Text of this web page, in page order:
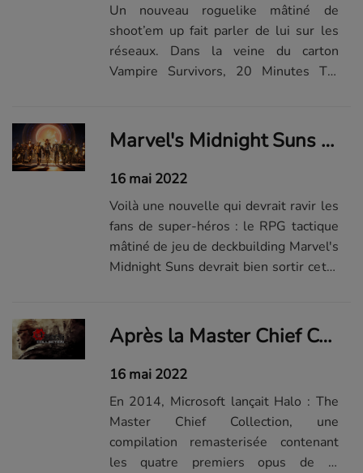
Un nouveau roguelike mâtiné de
shoot’em up fait parler de lui sur les
réseaux. Dans la veine du carton
Vampire Survivors, 20 Minutes Till
euphémisme.
Marvel's Midnight Suns devrait bien arriver à l'heure
16 mai 2022
Voilà une nouvelle qui devrait ravir les
fans de super-héros : le RPG tactique
mâtiné de jeu de deckbuilding Marvel's
Midnight Suns devrait bien sortir cette
Après la Master Chief Collection, bientôt la Gears of War Collection ?
16 mai 2022
En 2014, Microsoft lançait Halo : The
Master Chief Collection, une
compilation remasterisée contenant
les quatre premiers opus de la